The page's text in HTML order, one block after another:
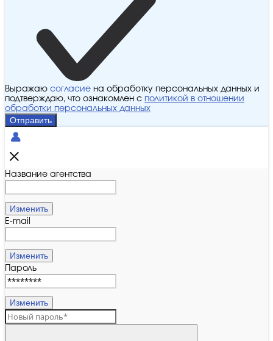
Выражаю согласие на обработку персональных данных и
подтверждаю, что ознакомлен с политикой в отношении
обработки персональных данных
Отправить
Название агентства
Изменить
E-mail
Изменить
Пароль
Изменить